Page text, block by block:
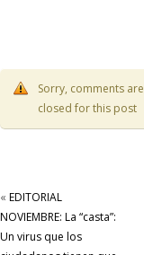
Sorry, comments are
closed for this post
« EDITORIAL
NOVIEMBRE: La “casta”:
Un virus que los